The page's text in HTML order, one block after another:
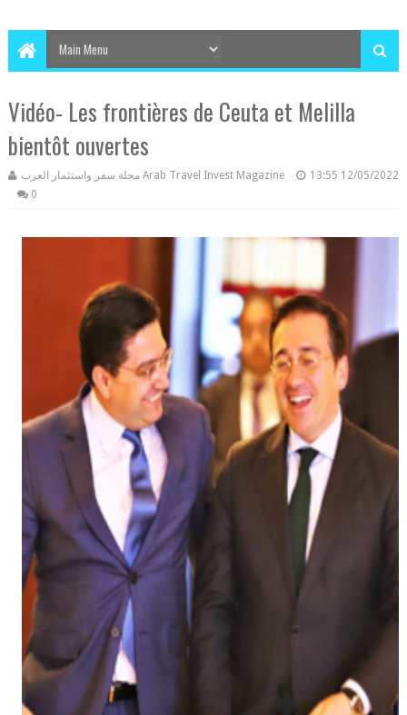
Vidéo- Les frontières de Ceuta et Melilla
bientôt ouvertes
مجلة سفر واستثمار العرب Arab Travel Invest Magazine 13:55 12/05/2022
0